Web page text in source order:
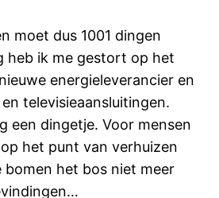
moet dus 1001 dingen
heb ik me gestort op het
energieleverancier en
televisieaansluitingen.
een dingetje. Voor mensen
het punt van verhuizen
bomen het bos niet meer